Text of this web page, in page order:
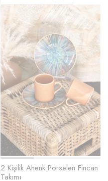
2 Kişilik Ahenk Porselen Fincan
Takımı